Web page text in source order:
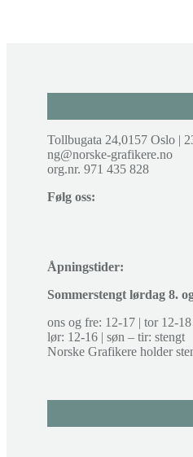
Tollbugata 24,0157 Oslo |
ng@norske-grafikere.no
org.nr. 971 435 828
Følg oss:
Åpningstider:
Sommerstengt lørdag 8.
ons og fre: 12-17 | tor 12-18
lør: 12-16 | søn – tir: stengt
Norske Grafikere holder